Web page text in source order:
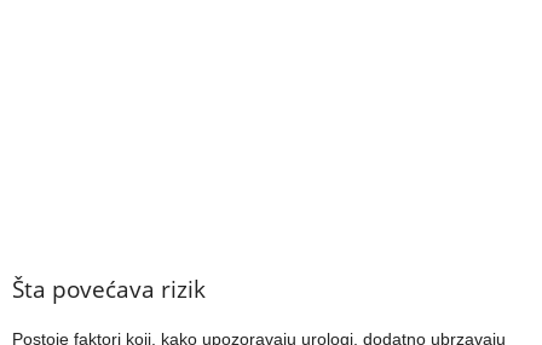
Šta povećava rizik
Postoje faktori koji, kako upozoravaju urologi, dodatno ubrzavaju